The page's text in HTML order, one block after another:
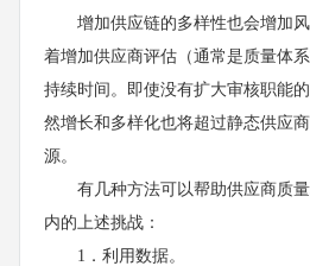
增加供应链的多样性也会增加风
着增加供应商评估（通常是质量体
持续时间。即使没有扩大审核职能
然增长和多样化也将超过静态供应
源。
有几种方法可以帮助供应商质量
内的上述挑战：
1．利用数据。